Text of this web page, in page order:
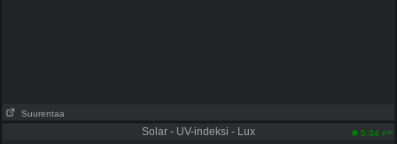
Suurentaa
Solar - UV-indeksi - Lux 5:34 pm